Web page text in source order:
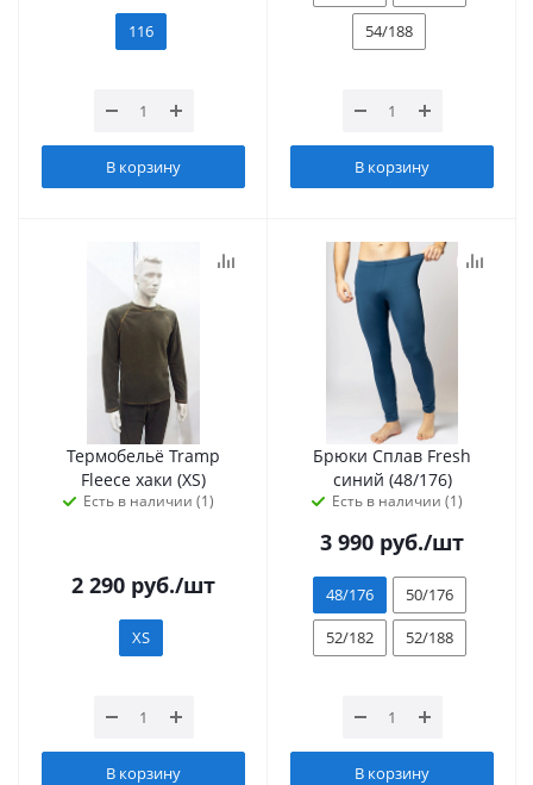
116
В корзину
54/188
В корзину
Термобельё Tramp
Fleece хаки (XS)
Есть в наличии (1)
2 290 руб./шт
XS
В корзину
Брюки Сплав Fresh
синий (48/176)
Есть в наличии (1)
3 990 руб./шт
48/176
50/176
52/182
52/188
В корзину